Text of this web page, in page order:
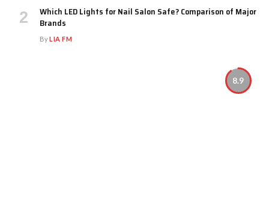
Which LED Lights for Nail Salon Safe? Comparison of Major
Brands
ByLIA FM
8.9